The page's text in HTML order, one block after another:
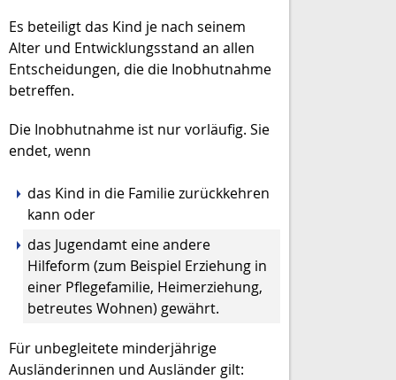
Es beteiligt das Kind je nach seinem
Alter und Entwicklungsstand an allen
Entscheidungen, die die Inobhutnahme
betreffen.
Die Inobhutnahme ist nur vorläufig. Sie
endet, wenn
das Kind in die Familie zurückkehren
kann oder
das Jugendamt eine andere
Hilfeform (zum Beispiel Erziehung in
einer Pflegefamilie, Heimerziehung,
betreutes Wohnen) gewährt.
Für unbegleitete minderjährige
Ausländerinnen und Ausländer gilt: